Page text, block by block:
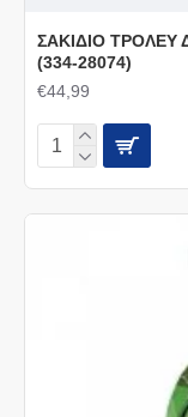
ΣΑΚΙΔΙΟ ΤΡΟΛΕΥ
(334-28074)
€44,99